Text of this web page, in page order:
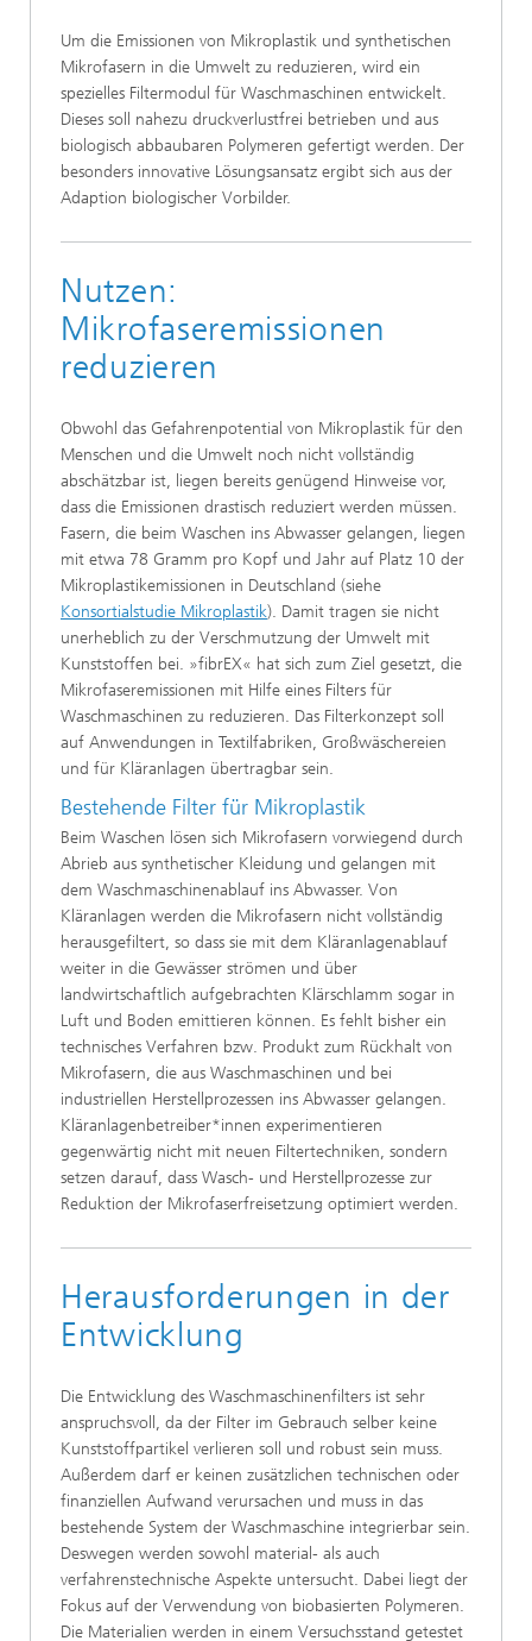
Um die Emissionen von Mikroplastik und synthetischen
Mikrofasern in die Umwelt zu reduzieren, wird ein
spezielles Filtermodul für Waschmaschinen entwickelt.
Dieses soll nahezu druckverlustfrei betrieben und aus
biologisch abbaubaren Polymeren gefertigt werden. Der
besonders innovative Lösungsansatz ergibt sich aus der
Adaption biologischer Vorbilder.
Nutzen:
Mikrofaseremissionen
reduzieren
Obwohl das Gefahrenpotential von Mikroplastik für den
Menschen und die Umwelt noch nicht vollständig
abschätzbar ist, liegen bereits genügend Hinweise vor,
dass die Emissionen drastisch reduziert werden müssen.
Fasern, die beim Waschen ins Abwasser gelangen, liegen
mit etwa 78 Gramm pro Kopf und Jahr auf Platz 10 der
Mikroplastikemissionen in Deutschland (siehe
Konsortialstudie Mikroplastik). Damit tragen sie nicht
unerheblich zu der Verschmutzung der Umwelt mit
Kunststoffen bei. »fibrEX« hat sich zum Ziel gesetzt, die
Mikrofaseremissionen mit Hilfe eines Filters für
Waschmaschinen zu reduzieren. Das Filterkonzept soll
auf Anwendungen in Textilfabriken, Großwäschereien
und für Kläranlagen übertragbar sein.
Bestehende Filter für Mikroplastik
Beim Waschen lösen sich Mikrofasern vorwiegend durch
Abrieb aus synthetischer Kleidung und gelangen mit
dem Waschmaschinenablauf ins Abwasser. Von
Kläranlagen werden die Mikrofasern nicht vollständig
herausgefiltert, so dass sie mit dem Kläranlagenablauf
weiter in die Gewässer strömen und über
landwirtschaftlich aufgebrachten Klärschlamm sogar in
Luft und Boden emittieren können. Es fehlt bisher ein
technisches Verfahren bzw. Produkt zum Rückhalt von
Mikrofasern, die aus Waschmaschinen und bei
industriellen Herstellprozessen ins Abwasser gelangen.
Kläranlagenbetreiber*innen experimentieren
gegenwärtig nicht mit neuen Filtertechniken, sondern
setzen darauf, dass Wasch- und Herstellprozesse zur
Reduktion der Mikrofaserfreisetzung optimiert werden.
Herausforderungen in der
Entwicklung
Die Entwicklung des Waschmaschinenfilters ist sehr
anspruchsvoll, da der Filter im Gebrauch selber keine
Kunststoffpartikel verlieren soll und robust sein muss.
Außerdem darf er keinen zusätzlichen technischen oder
finanziellen Aufwand verursachen und muss in das
bestehende System der Waschmaschine integrierbar sein.
Deswegen werden sowohl material- als auch
verfahrenstechnische Aspekte untersucht. Dabei liegt der
Fokus auf der Verwendung von biobasierten Polymeren.
Die Materialien werden in einem Versuchsstand getestet